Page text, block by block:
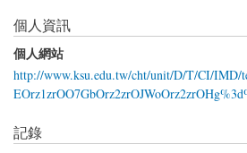
個人資訊
個人網站
http://www.ksu.edu.tw/cht/unit/D/T/CI/IMD/
記錄